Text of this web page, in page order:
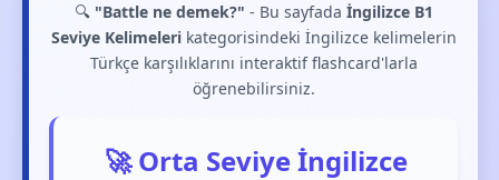
🔍 "Battle ne demek?" - Bu sayfada İngilizce B1
Seviye Kelimelerikategorisindeki İngilizce kelimelerin
Türkçe karşılıklarını interaktif flashcard'larla
öğrenebilirsiniz.
🚀 Orta Seviye İngilizce